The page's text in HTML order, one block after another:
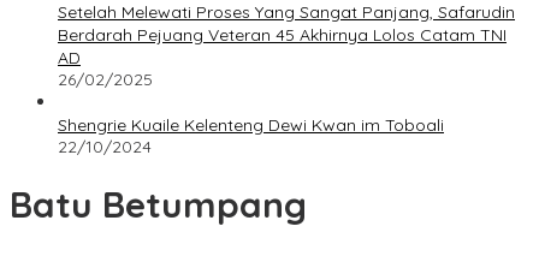
Setelah Melewati Proses Yang Sangat Panjang, Safarudin
Berdarah Pejuang Veteran 45 Akhirnya Lolos Catam TNI
AD
26/02/2025
Shengrie Kuaile Kelenteng Dewi Kwan im Toboali
22/10/2024
Batu Betumpang